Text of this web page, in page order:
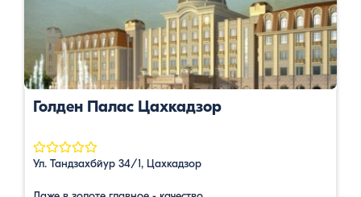
Голден Палас Цахкадзор
Ул. Тандзахбйур 34/1, Цахкадзор